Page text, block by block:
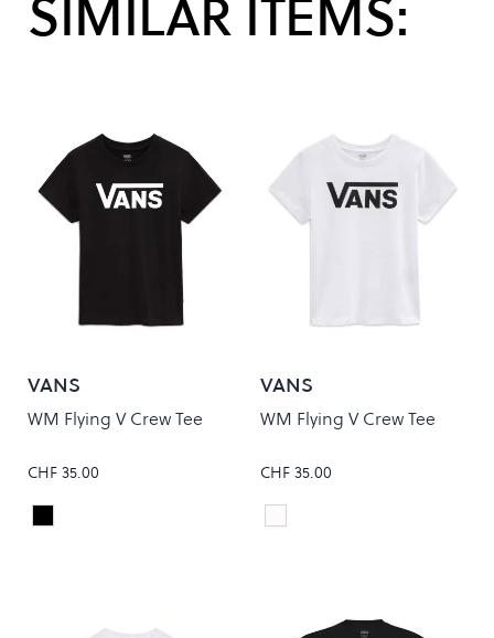
SIMILAR ITEMS:
VANS
WM Flying V Crew Tee
CHF 35.00
Colour
Black
VANS
WM Flying V Crew Tee
CHF 35.00
Colour
White